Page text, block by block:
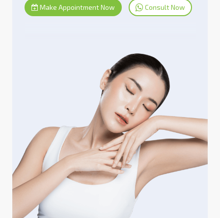
Make Appointment Now Consult Now